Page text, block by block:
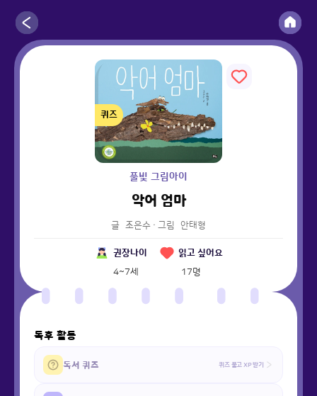
퀴즈
풀빛 그림아이
악어 엄마
글 조은수 · 그림 안태형
권장나이
4~7세
읽고 싶어요
17명
독후 활동
독서 퀴즈 퀴즈 풀고 XP 받기